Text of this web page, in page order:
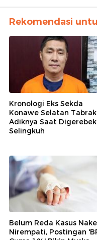
Rekomendasi
Kronologi Eks Sekda
Konawe Selatan Tabrak
Adiknya Saat Digerebek
Selingkuh
Belum Reda Kasus
Nirempati, Postingan